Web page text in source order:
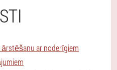
ar noderīgiem